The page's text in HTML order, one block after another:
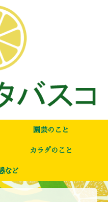
園芸のこと
カラダのこと
など